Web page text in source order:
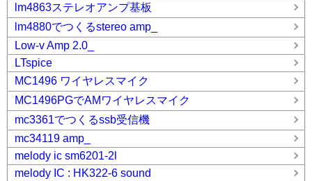
lm4863ステレオアンプ基板
lm4880でつくるstereo amp_
Low-v Amp 2.0_
LTspice
MC1496 ワイヤレスマイク
MC1496PGでAMワイヤレスマイク
mc3361でつくるssb受信機
mc34119 amp_
melody ic sm6201-2l
melody IC : HK322-6 sound